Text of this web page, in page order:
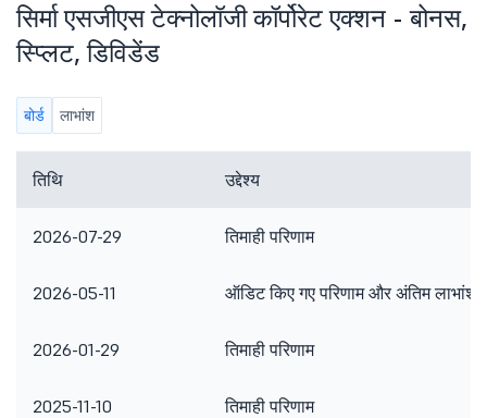
सिर्मा एसजीएस टेक्नोलॉजी कॉर्पोरेट एक्शन - बोनस,
स्प्लिट, डिविडेंड
बोर्ड लाभांश
तिथि उद्देश्य
2026-07-29 तिमाही परिणाम
2026-05-11 ऑडिट किए गए परिणाम और अंतिम लाभांश
2026-01-29 तिमाही परिणाम
2025-11-10 तिमाही परिणाम